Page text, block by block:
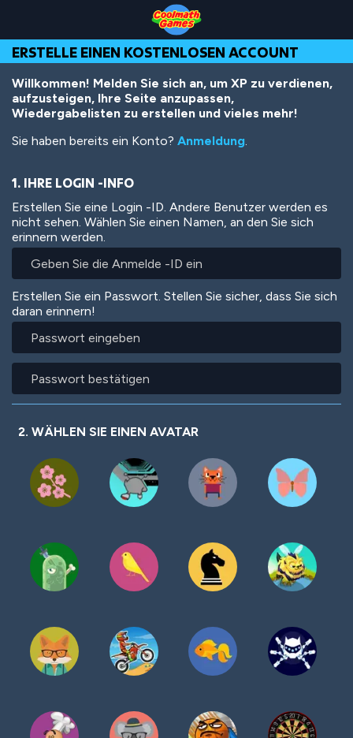
Top
of
Page
Navigation
Main
Content
Footer
Inhalt
ERSTELLE EINEN KOSTENLOSEN ACCOUNT
Willkommen! Melden Sie sich an, um XP zu verdienen,
aufzusteigen, Ihre Seite anzupassen,
Wiedergabelisten zu erstellen und vieles mehr!
Sie haben bereits ein Konto? Anmeldung.
1. IHRE LOGIN -INFO
Erstellen Sie eine Login -ID. Andere Benutzer werden es
nicht sehen. Wählen Sie einen Namen, an den Sie sich
erinnern werden.
Erstellen Sie ein Passwort. Stellen Sie sicher, dass Sie sich
daran erinnern!
eingeben
bestätigen
2. WÄHLEN SIE EINEN AVATAR